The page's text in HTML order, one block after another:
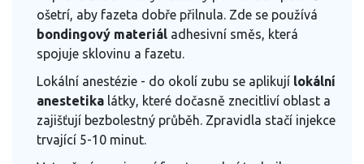
ošetrí, aby fazeta dobře přilnula. Zde se používá
bondingový materiál adhesivní směs, která
spojuje sklovinu a fazetu.
Lokální anestézie - do okolí zubu se aplikují lokální
anestetika látky, které dočasně znecitliví oblast a
zajišťují bezbolestný průběh. Zpravidla stačí injekce
trvající 5-10 minut.